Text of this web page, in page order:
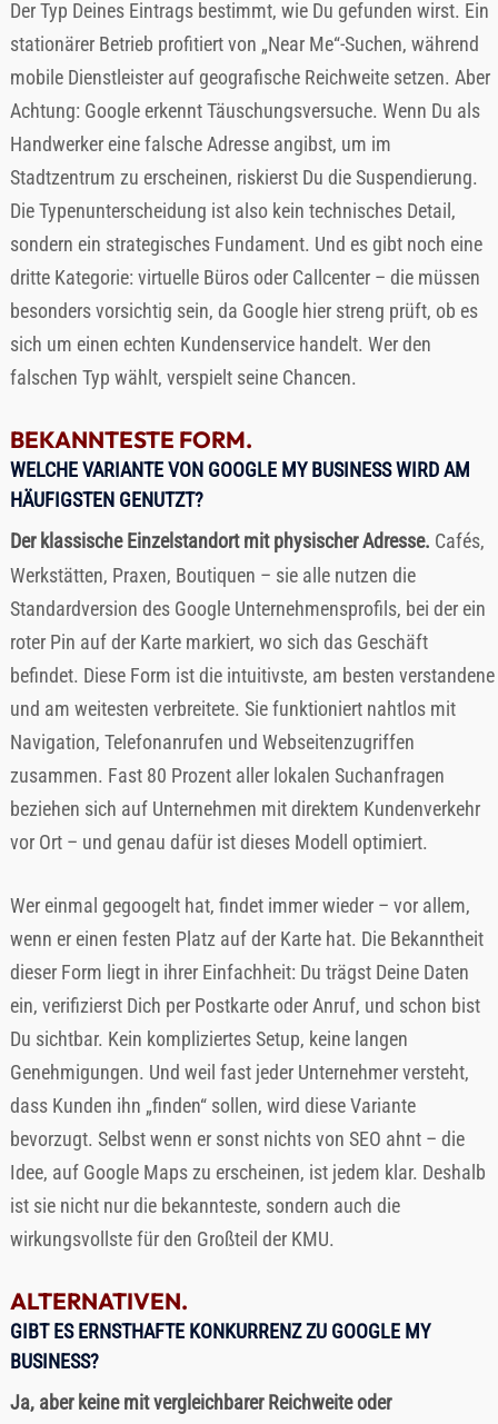
Der Typ Deines Eintrags bestimmt, wie Du gefunden wirst. Ein
stationärer Betrieb profitiert von „Near Me“-Suchen, während
mobile Dienstleister auf geografische Reichweite setzen. Aber
Achtung: Google erkennt Täuschungsversuche. Wenn Du als
Handwerker eine falsche Adresse angibst, um im
Stadtzentrum zu erscheinen, riskierst Du die Suspendierung.
Die Typenunterscheidung ist also kein technisches Detail,
sondern ein strategisches Fundament. Und es gibt noch eine
dritte Kategorie: virtuelle Büros oder Callcenter – die müssen
besonders vorsichtig sein, da Google hier streng prüft, ob es
sich um einen echten Kundenservice handelt. Wer den
falschen Typ wählt, verspielt seine Chancen.
BEKANNTESTE FORM.
WELCHE VARIANTE VON GOOGLE MY BUSINESS WIRD AM
HÄUFIGSTEN GENUTZT?
Der klassische Einzelstandort mit physischer Adresse. Cafés,
Werkstätten, Praxen, Boutiquen – sie alle nutzen die
Standardversion des Google Unternehmensprofils, bei der ein
roter Pin auf der Karte markiert, wo sich das Geschäft
befindet. Diese Form ist die intuitivste, am besten verstandene
und am weitesten verbreitete. Sie funktioniert nahtlos mit
Navigation, Telefonanrufen und Webseitenzugriffen
zusammen. Fast 80 Prozent aller lokalen Suchanfragen
beziehen sich auf Unternehmen mit direktem Kundenverkehr
vor Ort – und genau dafür ist dieses Modell optimiert.
Wer einmal gegoogelt hat, findet immer wieder – vor allem,
wenn er einen festen Platz auf der Karte hat. Die Bekanntheit
dieser Form liegt in ihrer Einfachheit: Du trägst Deine Daten
ein, verifizierst Dich per Postkarte oder Anruf, und schon bist
Du sichtbar. Kein kompliziertes Setup, keine langen
Genehmigungen. Und weil fast jeder Unternehmer versteht,
dass Kunden ihn „finden“ sollen, wird diese Variante
bevorzugt. Selbst wenn er sonst nichts von SEO ahnt – die
Idee, auf Google Maps zu erscheinen, ist jedem klar. Deshalb
ist sie nicht nur die bekannteste, sondern auch die
wirkungsvollste für den Großteil der KMU.
ALTERNATIVEN.
GIBT ES ERNSTHAFTE KONKURRENZ ZU GOOGLE MY
BUSINESS?
Ja, aber keine mit vergleichbarer Reichweite oder